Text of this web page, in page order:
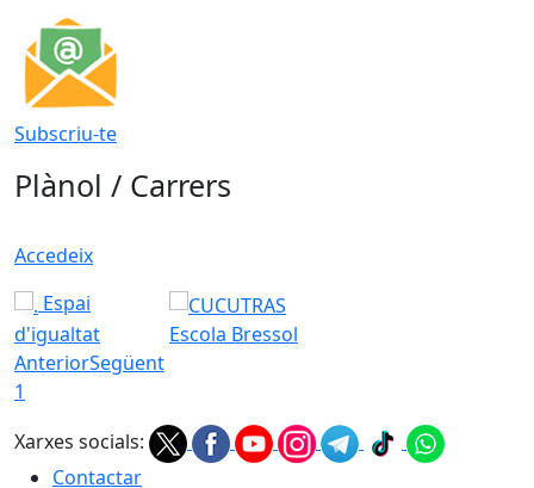
Subscriu-te
Plànol / Carrers
Accedeix
Espai
d'igualtat
Escola Bressol
AnteriorSegüent
1
Xarxes socials:
Contactar